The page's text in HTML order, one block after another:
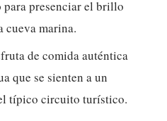
para presenciar el brillo
cueva marina.
de comida auténtica
que se sienten a un
típico circuito turístico.